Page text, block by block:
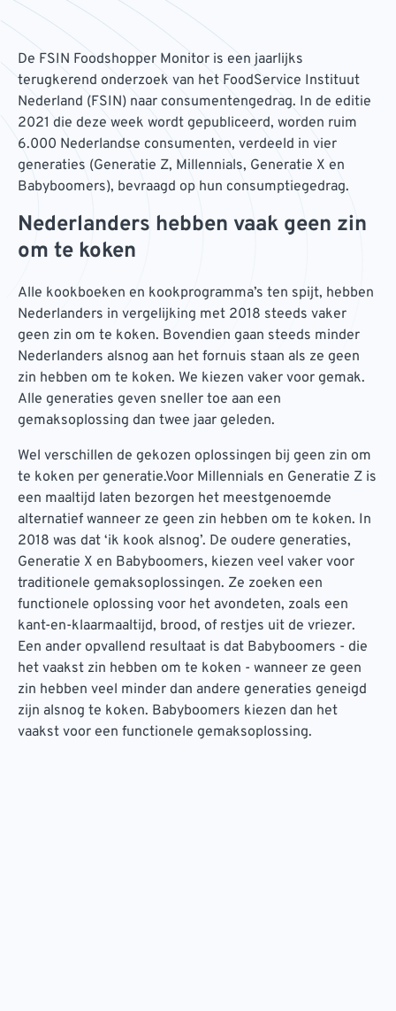
De FSIN Foodshopper Monitor is een jaarlijks
terugkerend onderzoek van het FoodService Instituut
Nederland (FSIN) naar consumentengedrag. In de editie
2021 die deze week wordt gepubliceerd, worden ruim
6.000 Nederlandse consumenten, verdeeld in vier
generaties (Generatie Z, Millennials, Generatie X en
Babyboomers), bevraagd op hun consumptiegedrag.
Nederlanders hebben vaak geen zin
om te koken
Alle kookboeken en kookprogramma’s ten spijt, hebben
Nederlanders in vergelijking met 2018 steeds vaker
geen zin om te koken. Bovendien gaan steeds minder
Nederlanders alsnog aan het fornuis staan als ze geen
zin hebben om te koken. We kiezen vaker voor gemak.
Alle generaties geven sneller toe aan een
gemaksoplossing dan twee jaar geleden.
Wel verschillen de gekozen oplossingen bij geen zin om
te koken per generatie.Voor Millennials en Generatie Z is
een maaltijd laten bezorgen het meestgenoemde
alternatief wanneer ze geen zin hebben om te koken. In
2018 was dat ‘ik kook alsnog’. De oudere generaties,
Generatie X en Babyboomers, kiezen veel vaker voor
traditionele gemaksoplossingen. Ze zoeken een
functionele oplossing voor het avondeten, zoals een
kant-en-klaarmaaltijd, brood, of restjes uit de vriezer.
Een ander opvallend resultaat is dat Babyboomers - die
het vaakst zin hebben om te koken - wanneer ze geen
zin hebben veel minder dan andere generaties geneigd
zijn alsnog te koken. Babyboomers kiezen dan het
vaakst voor een functionele gemaksoplossing.